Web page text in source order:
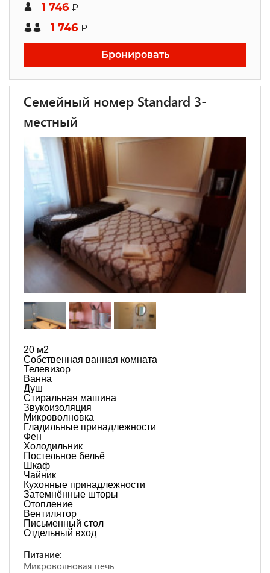
1 746 ₽
1 746 ₽
Бронировать
Семейный номер Standard 3-
местный
20 м2
Собственная ванная комната
Телевизор
Ванна
Душ
Стиральная машина
Звукоизоляция
Микроволновка
Гладильные принадлежности
Фен
Холодильник
Постельное бельё
Шкаф
Чайник
Кухонные принадлежности
Затемнённые шторы
Отопление
Вентилятор
Письменный стол
Отдельный вход
Питание:
Микроволновая печь